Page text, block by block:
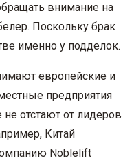
внимание на
Поскольку брак
именно у подделок.
европейские и
предприятия
отстают от лидеров
Китай
Noblelift